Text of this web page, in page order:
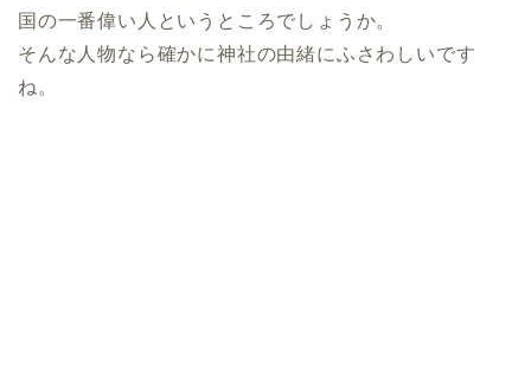
国の一番偉い人というところでしょうか。
そんな人物なら確かに神社の由緒にふさわしいです
ね。